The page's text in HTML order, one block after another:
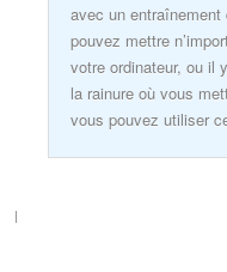
avec un
pouvez mettre
votre ordinateur, ou il
la rainure où vous
vous pouvez utiliser
|